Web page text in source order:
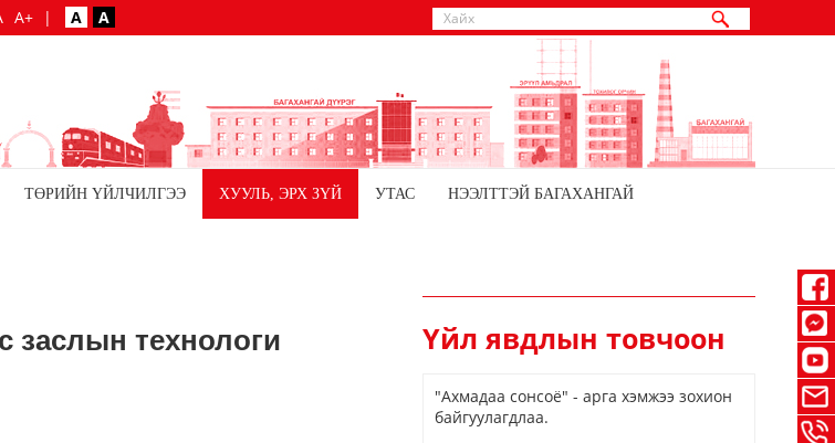
A+ | A A
ТӨРИЙН ҮЙЛЧИЛГЭЭ ХУУЛЬ, ЭРХ ЗҮЙ УТАС НЭЭЛТТЭЙ БАГАХАНГАЙ
заслын технологи
Үйл явдлын товчоон
"Ахмадаа сонсоё" - арга хэмжээ зохион
байгуулагдлаа.